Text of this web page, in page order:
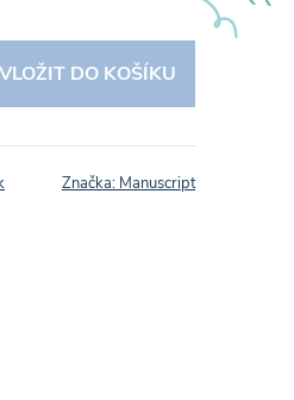
VLOŽIT DO KOŠÍKU
Značka: Manuscript